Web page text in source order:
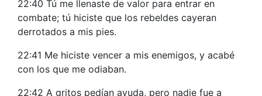
22:40 Tú me llenaste de valor para entrar en
combate; tú hiciste que los rebeldes cayeran
derrotados a mis pies.
22:41 Me hiciste vencer a mis enemigos, y acabé
con los que me odiaban.
22:42 A gritos pedían ayuda, pero nadie fue a